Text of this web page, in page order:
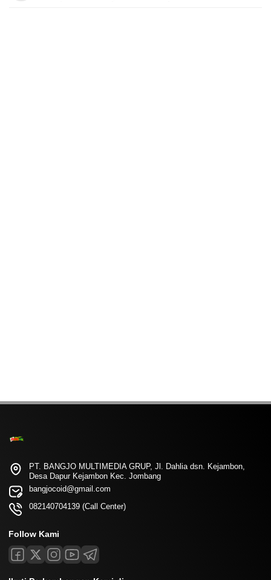
PT. BANGJO MULTIMEDIA GRUP, Jl. Dahlia dsn. Kejambon,
Desa Dapur Kejambon Kec. Jombang
bangjocoid@gmail.com
082140704139 (Call Center)
Follow Kami